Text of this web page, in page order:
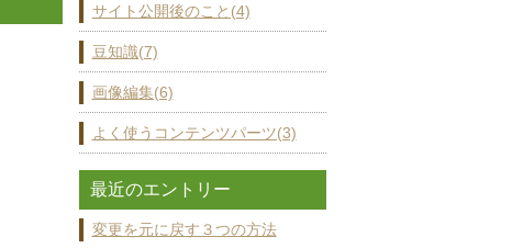
サイト公開後のこと(4)
豆知識(7)
画像編集(6)
よく使うコンテンツパーツ(3)
最近のエントリー
変更を元に戻す３つの方法